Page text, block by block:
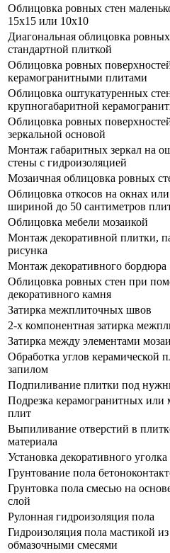
Облицовка ровных стен
15х15 или 10х10
Диагональная облицовка
стандартной плиткой
Облицовка ровных
керамогранитными плитами
Облицовка оштукатуренных
крупногабаритной
Облицовка ровных
зеркальной основой
Монтаж габаритных зеркал на
стены с гидроизоляцией
Мозаичная облицовка ровных
Облицовка откосов на окнах
шириной до 50 сантиметров
Облицовка мебели мозаикой
Монтаж декоративной плитки,
рисунка
Монтаж декоративного бордюра
Облицовка ровных стен при
декоративного камня
Затирка межплиточных швов
2-х компонентная затирка
Затирка между элементами
Обработка углов керамической
запилом
Подпиливание плитки под
Подрезка керамогранитных или
плит
Выпиливание отверстий в
материала
Установка декоративного уголка
Грунтование пола
Грунтовка пола смесью на
слой
Рулонная гидроизоляция пола
Гидроизоляция пола мастикой
обмазочными смесями